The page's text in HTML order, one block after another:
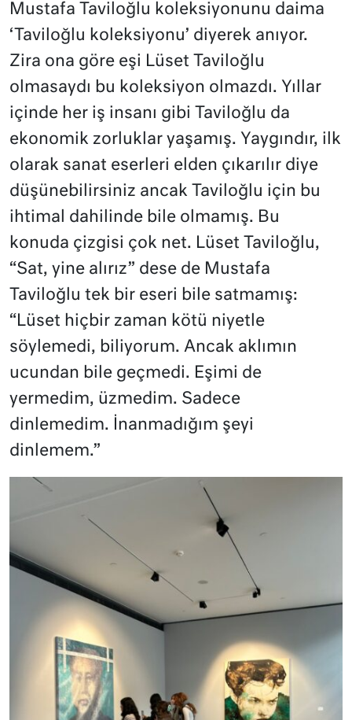
Mustafa Taviloğlu koleksiyonunu daima
‘Taviloğlu koleksiyonu’ diyerek anıyor.
Zira ona göre eşi Lüset Taviloğlu
olmasaydı bu koleksiyon olmazdı. Yıllar
içinde her iş insanı gibi Taviloğlu da
ekonomik zorluklar yaşamış. Yaygındır, ilk
olarak sanat eserleri elden çıkarılır diye
düşünebilirsiniz ancak Taviloğlu için bu
ihtimal dahilinde bile olmamış. Bu
konuda çizgisi çok net. Lüset Taviloğlu,
“Sat, yine alırız” dese de Mustafa
Taviloğlu tek bir eseri bile satmamış:
“Lüset hiçbir zaman kötü niyetle
söylemedi, biliyorum. Ancak aklımın
ucundan bile geçmedi. Eşimi de
yermedim, üzmedim. Sadece
dinlemedim. İnanmadığım şeyi
dinlemem.”